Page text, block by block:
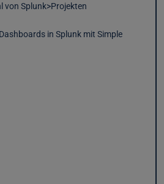
von Splunk>Projekten
in Splunk mit Simple